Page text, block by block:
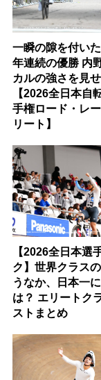
一瞬の隙を付い
年連続の優勝 内
カルの強さを見
【2026全日本自
手権ロード・レ
リート】
【2026全日本選
ク】世界クラス
うなか、日本一
は？ エリートク
ストまとめ